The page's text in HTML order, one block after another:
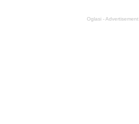
Oglasi - Advertisement